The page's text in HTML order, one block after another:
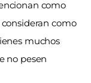
como
como
muchos
no pesen